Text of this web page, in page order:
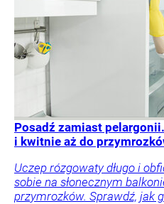
Posadź zamiast
i kwitnie aż do
Uczep rózgowaty długo i
sobie na słonecznym
przymrozków. Sprawdź, jak